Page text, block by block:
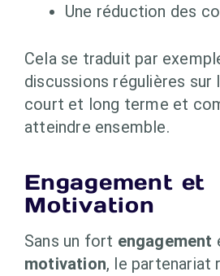
Une réduction des
Cela se traduit par
discussions régulières sur
court et long terme et
atteindre ensemble.
Engagement et
Motivation
Sans un fort engagement
motivation, le partenariat